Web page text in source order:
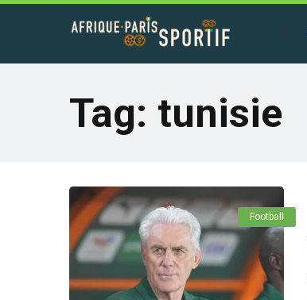
Tag: tunisie
Football